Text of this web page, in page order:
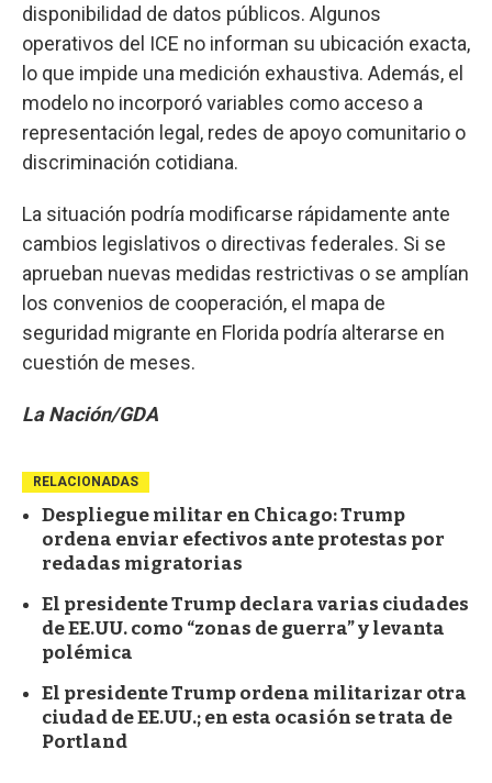
disponibilidad de datos públicos. Algunos
operativos del ICE no informan su ubicación exacta,
lo que impide una medición exhaustiva. Además, el
modelo no incorporó variables como acceso a
representación legal, redes de apoyo comunitario o
discriminación cotidiana.
La situación podría modificarse rápidamente ante
cambios legislativos o directivas federales. Si se
aprueban nuevas medidas restrictivas o se amplían
los convenios de cooperación, el mapa de
seguridad migrante en Florida podría alterarse en
cuestión de meses.
La Nación/GDA
RELACIONADAS
Despliegue militar en Chicago: Trump
ordena enviar efectivos ante protestas por
redadas migratorias
El presidente Trump declara varias ciudades
de EE.UU. como “zonas de guerra” y levanta
polémica
El presidente Trump ordena militarizar otra
ciudad de EE.UU.; en esta ocasión se trata de
Portland